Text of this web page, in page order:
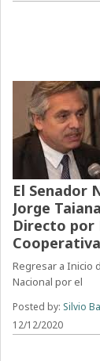
El Senador
Jorge
Directo por
Regresar a Inicio
Nacional por el
Posted by: Silvio
12/12/2020